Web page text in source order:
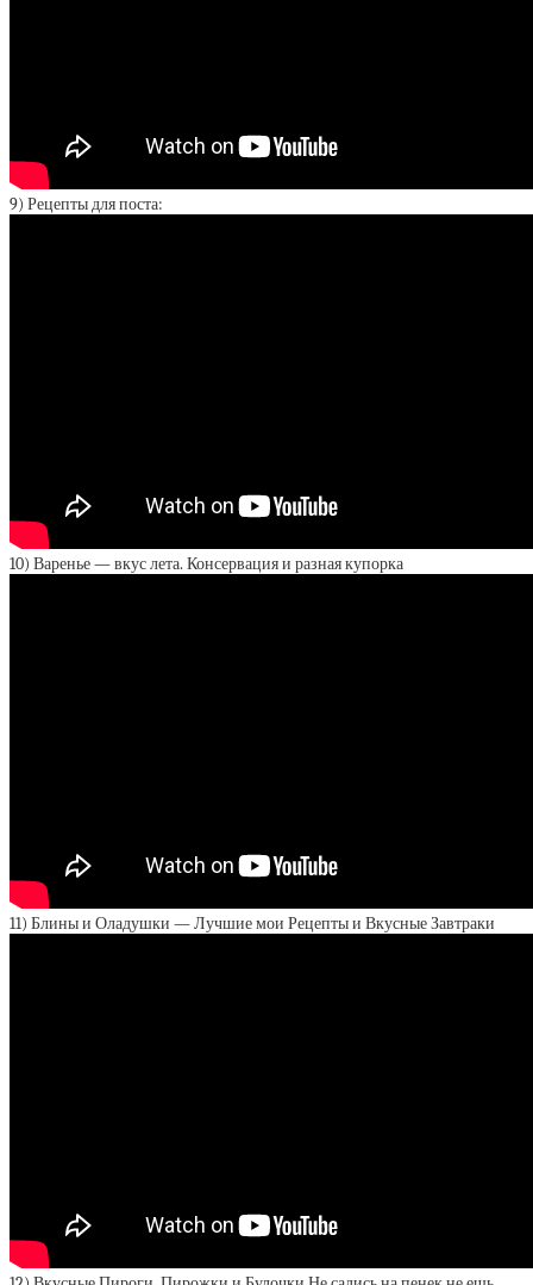
9) Рецепты для поста:
10) Варенье — вкус лета. Консервация и разная купорка
11) Блины и Оладушки — Лучшие мои Рецепты и Вкусные Завтраки